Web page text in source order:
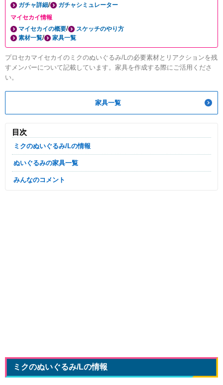
ガチャ詳細/
ガチャシミュレーター
マイセカイ情報
マイセカイの概要/
スケッチのやり方
素材一覧/ 家具一覧
プロセカマイセカイのミクのぬいぐるみ/Lの必要素材とリアクションを残
すメンバーについて記載しています。家具を作成する際にご活用くださ
い。
家具一覧
目次
ミクのぬいぐるみ/Lの情報
ぬいぐるみの家具一覧
みんなのコメント
ミクのぬいぐるみ/Lの情報